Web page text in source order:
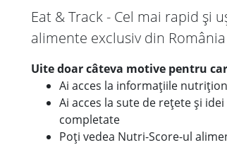
Eat & Track - Cel mai rapid și
alimente exclusiv din România
Uite doar câteva motive pentru
Ai acces la informațiile
Ai acces la sute de rețete și
completate
Poți vedea Nutri-Score-ul